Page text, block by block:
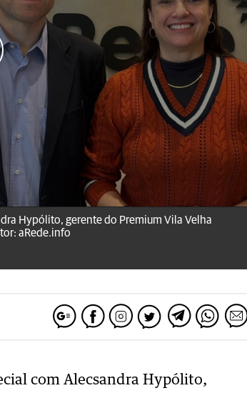
Hypólito, gerente do Premium Vila Velha
aRede.info
com Alecsandra Hypólito,